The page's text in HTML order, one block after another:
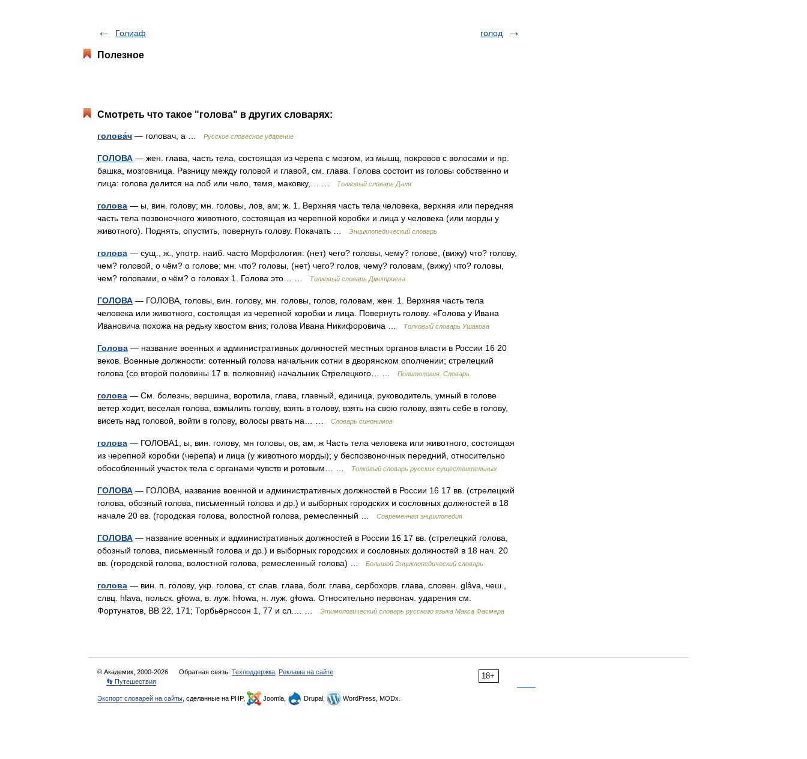
Голиаф голод
Полезное
Смотреть что такое "голова" в других словарях:
голова́ч — головач, а … Русское словесное ударение
ГОЛОВА — жен. глава, часть тела, состоящая из черепа с мозгом, из мышц, покровов с волосами и пр.
башка, мозговница. Разницу между головой и главой, см. глава. Голова состоит из головы собственно и
лица: голова делится на лоб или чело, темя, маковку,… …
Толковый словарь Даля
голова — ы, вин. голову; мн. головы, лов, ам; ж. 1. Верхняя часть тела человека, верхняя или передняя
часть тела позвоночного животного, состоящая из черепной коробки и лица у человека (или морды у
животного). Поднять, опустить, повернуть голову. Покачать …
Энциклопедический словарь
голова — сущ., ж., употр. наиб. часто Морфология: (нет) чего? головы, чему? голове, (вижу) что? голову,
чем? головой, о чём? о голове; мн. что? головы, (нет) чего? голов, чему? головам, (вижу) что? головы,
чем? головами, о чём? о головах 1. Голова это… …
Толковый словарь Дмитриева
ГОЛОВА — ГОЛОВА, головы, вин. голову, мн. головы, голов, головам, жен. 1. Верхняя часть тела
человека или животного, состоящая из черепной коробки и лица. Повернуть голову. «Голова у Ивана
Ивановича похожа на редьку хвостом вниз; голова Ивана Никифоровича …
Толковый словарь Ушакова
Голова — название военных и административных должностей местных органов власти в России 16 20
веков. Военные должности: сотенный голова начальник сотни в дворянском ополчении; стрелецкий
голова (со второй половины 17 в. полковник) начальник Стрелецкого… …
Политология. Словарь.
голова — См. болезнь, вершина, воротила, глава, главный, единица, руководитель, умный в голове
ветер ходит, веселая голова, взмылить голову, взять в голову, взять на свою голову, взять себе в голову,
висеть над головой, войти в голову, волосы рвать на… …
Словарь синонимов
голова — ГОЛОВА1, ы, вин. голову, мн головы, ов, ам, ж Часть тела человека или животного, состоящая
из черепной коробки (черепа) и лица (у животного морды); у беспозвоночных передний, относительно
обособленный участок тела с органами чувств и ротовым… …
Толковый словарь русских существительных
ГОЛОВА — ГОЛОВА, название военной и административных должностей в России 16 17 вв. (стрелецкий
голова, обозный голова, письменный голова и др.) и выборных городских и сословных должностей в 18
начале 20 вв. (городская голова, волостной голова, ремесленный …
Современная энциклопедия
ГОЛОВА — название военных и административных должностей в России 16 17 вв. (стрелецкий голова,
обозный голова, письменный голова и др.) и выборных городских и сословных должностей в 18 нач. 20
вв. (городской голова, волостной голова, ремесленный голова) …
Большой Энциклопедический словарь
голова — вин. п. голову, укр. голова, ст. слав. глава, болг. глава, сербохорв. глава, словен. glâva, чеш.,
слвц. hlava, польск. gɫowa, в. луж. hɫowa, н. луж. gɫowa. Относительно первонач. ударения см.
Фортунатов, ВВ 22, 171; Торбьёрнссон 1, 77 и сл.… …
Этимологический словарь русского языка Макса Фасмера
18+
© Академик, 2000-2026 Обратная связь: Техподдержка Реклама на сайте
👣 Путешествия
Экспорт словарей на сайты , сделанные на PHP, Joomla, Drupal, WordPress, MODx.